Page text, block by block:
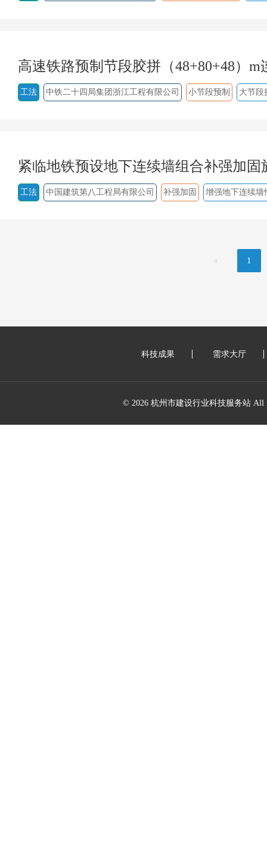
高速铁路预制节段胶拼（48+80+48）
工法 中铁二十四局集团浙江工程有限公司 小节段预制 大节段
紧临地铁预设地下连续墙组合补强加固
工法 中国建筑第八工程局有限公司 补强加固 增强地下连续墙
« 1
科技成果 需求大厅
© 2026 杭州市建设行业科技服务站 All